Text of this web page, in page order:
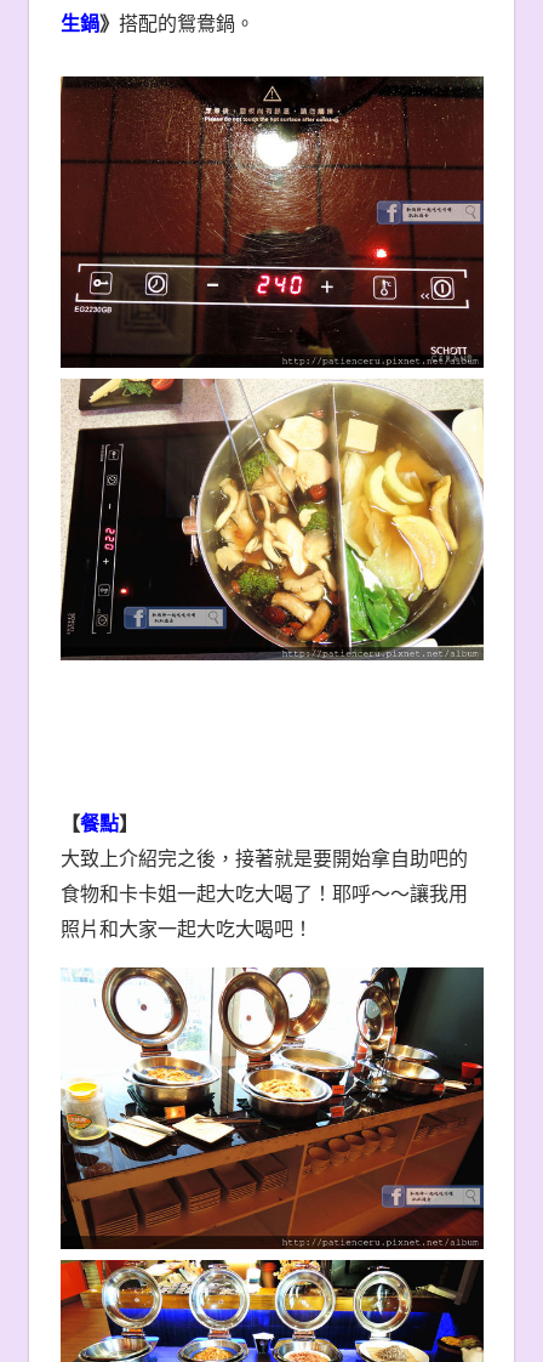
以安心和朋友暢聊，
福豆屋－德安店】的火鍋是屬於使用電磁爐來
烹煮，而我們是選擇《招牌日式柴魚鍋》
生鍋》 搭配的鴛鴦鍋。
【餐點
】
大致上介紹完之後，接著就是要開始拿自助吧的
食物和卡卡姐一起大吃大喝了！耶呼～～讓我用
照片和大家一起大吃大喝吧！